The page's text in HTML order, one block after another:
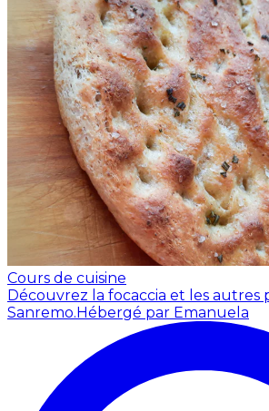
Cours de cuisine
Découvrez la focaccia et les autres
Sanremo. Hébergé par Emanuela